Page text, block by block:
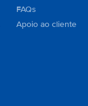
FAQs
Apoio ao cliente